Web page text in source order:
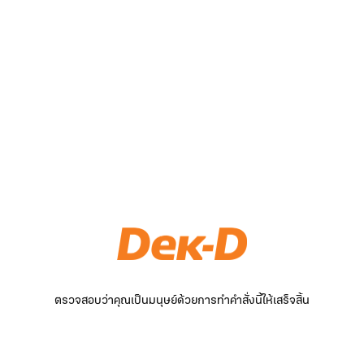
ตรวจสอบว่าคุณเป็นมนุษย์ด้วยการทำคำสั่งนี้ให้เสร็จสิ้น